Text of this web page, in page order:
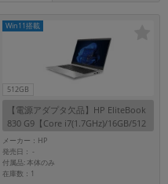
512GB
Win11搭載
【電源アダプタ欠品】HP EliteBook
830 G9【Core i7(1.7GHz)/16GB/512
GB SSD/Win11Pro】
メーカー：HP
発売日：-
付属品: 本体のみ
在庫数：1
月 から